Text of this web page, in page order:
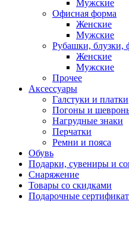
Мужские
Офисная форма
Женские
Мужские
Рубашки, блузки,
Женские
Мужские
Прочее
Аксессуары
Галстуки и платки
Погоны и
Нагрудные знаки
Перчатки
Ремни и пояса
Обувь
Подарки, сувениры и
Снаряжение
Товары со скидками
Подарочные